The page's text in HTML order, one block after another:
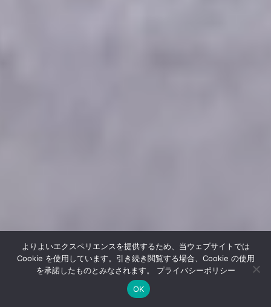
よりよいエクスペリエンスを提供するため、当ウェブサイトでは
Cookie を使用しています。引き続き閲覧する場合、Cookie の使用
を承諾したものとみなされます。 プライバシーポリシー
OK